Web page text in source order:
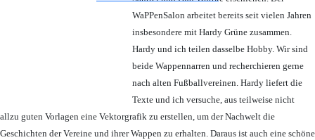
WaPPenSalon arbeitet bereits seit vielen Jahren
insbesondere mit Hardy Grüne zusammen.
Hardy und ich teilen dasselbe Hobby. Wir sind
beide Wappennarren und recherchieren gerne
nach alten Fußballvereinen. Hardy liefert die
Texte und ich versuche, aus teilweise nicht
allzu guten Vorlagen eine Vektorgrafik zu erstellen, um der Nachwelt die
Geschichten der Vereine und ihrer Wappen zu erhalten. Daraus ist auch eine schöne